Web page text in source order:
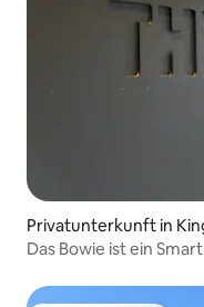
Privatunterkunft in
Das Bowie ist ein